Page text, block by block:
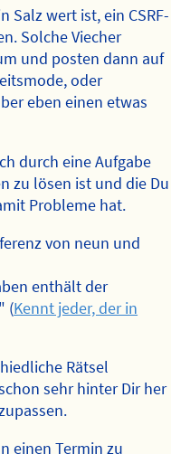
Salz wert ist, ein CSRF-
Solche Viecher
und posten dann auf
oder
eben einen etwas
durch eine Aufgabe
zu lösen ist und die Du
Probleme hat.
von neun und
enthält der
(Kennt jeder, der in
Rätsel
sehr hinter Dir her
einen Termin zu